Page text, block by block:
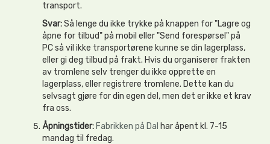
transport.
Svar:Så lenge du ikke trykke på knappen for "Lagre og
åpne for tilbud" på mobil eller "Send forespørsel" på
PC så vil ikke transportørene kunne se din lagerplass,
eller gi deg tilbud på frakt. Hvis du organiserer frakten
av tromlene selv trenger du ikke opprette en
lagerplass, eller registrere tromlene. Dette kan du
selvsagt gjøre for din egen del, men det er ikke et krav
fra oss.
Åpningstider: Fabrikken på Dal har åpent kl. 7-15
mandag til fredag.